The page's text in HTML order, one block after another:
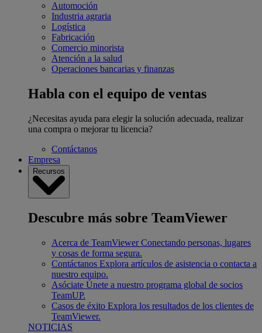
Automoción
Industria agraria
Logística
Fabricación
Comercio minorista
Atención a la salud
Operaciones bancarias y finanzas
Habla con el equipo de ventas
¿Necesitas ayuda para elegir la solución adecuada, realizar
una compra o mejorar tu licencia?
Contáctanos
Empresa
Recursos
Descubre más sobre TeamViewer
Acerca de TeamViewer Conectando personas, lugares
y cosas de forma segura.
Contáctanos Explora artículos de asistencia o contacta a
nuestro equipo.
Asóciate Únete a nuestro programa global de socios
TeamUP.
Casos de éxito Explora los resultados de los clientes de
TeamViewer.
NOTICIAS